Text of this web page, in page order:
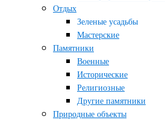
Отдых
Зеленые усадьбы
Мастерские
Памятники
Военные
Исторические
Религиозные
Другие памятники
Природные объекты